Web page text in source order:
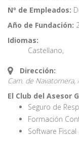
Nº de Empleados:
Año de Fundación:
Idiomas:
Castellano,
Dirección:
Cam. de Navatornera,
El Club del Asesor
Seguro de
Formación
Software